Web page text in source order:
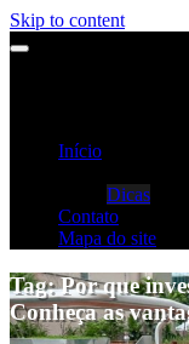
Skip to content
Início
Dicas
Contato
Mapa do site
Tag:Por que
Conheça as